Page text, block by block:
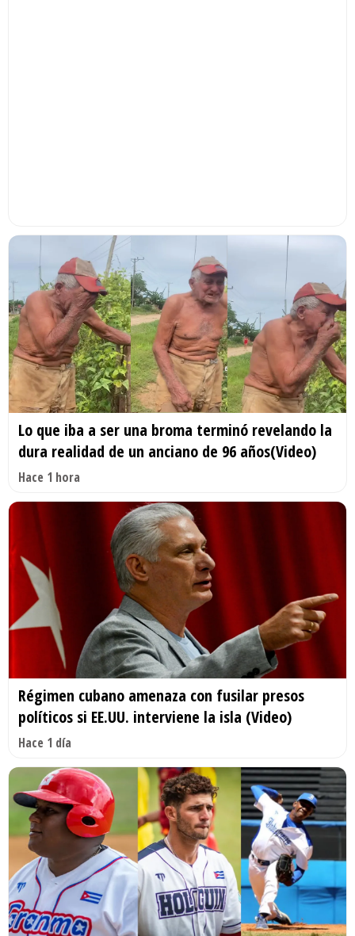
Lo que iba a ser una broma terminó revelando la
dura realidad de un anciano de 96 años(Video)
Hace 1 hora
Régimen cubano amenaza con fusilar presos
políticos si EE.UU. interviene la isla (Video)
Hace 1 día